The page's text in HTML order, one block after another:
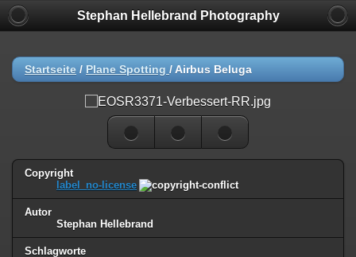
Stephan Hellebrand Photography
Startseite / Plane Spotting / Airbus Beluga
Copyright
label_no-license
Autor
Stephan Hellebrand
Schlagworte